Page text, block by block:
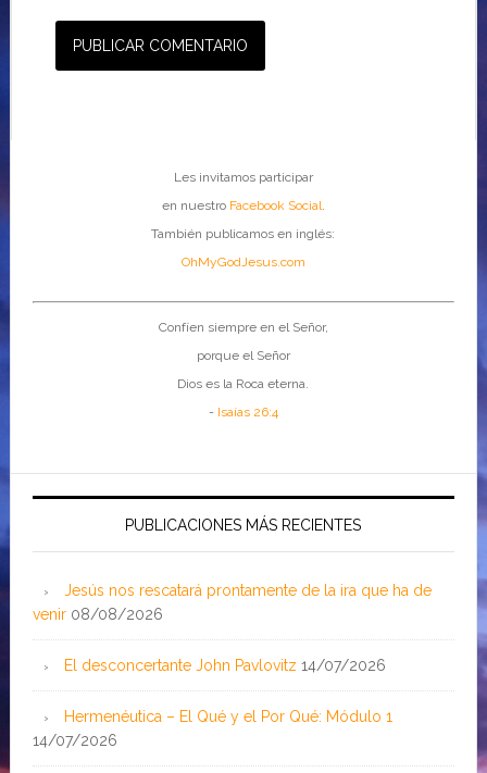
Les invitamos participar
en nuestro Facebook Social.
También publicamos en inglés:
OhMyGodJesus.com
Confíen siempre en el Señor,
porque el Señor
Dios es la Roca eterna.
- Isaías 26:4
PUBLICACIONES MÁS RECIENTES
Jesús nos rescatará prontamente de la ira que ha de
venir 08/08/2026
El desconcertante John Pavlovitz 14/07/2026
Hermenéutica – El Qué y el Por Qué: Módulo 1
14/07/2026